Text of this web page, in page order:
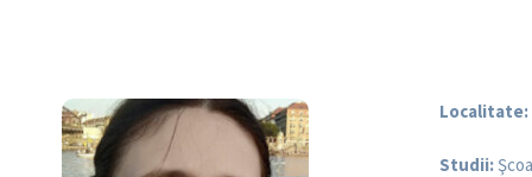
Localitate:
Studii: